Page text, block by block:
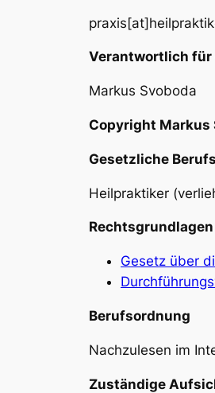
Verantwortlich für
Markus Svoboda
Copyright Markus
Gesetzliche
Heilpraktiker
Rechtsgrundlagen
Gesetz über
Berufsordnung
Nachzulesen im
Zuständige